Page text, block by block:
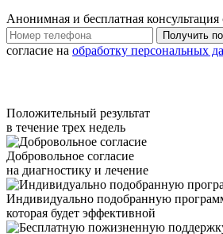
Анонимная и бесплатная
Получить
согласие на обработку персональных
Положительный результат
в течение трех недель
Добровольное согласие
на диагностику и лечение
Индивидуально подобранную
которая будет эффективной